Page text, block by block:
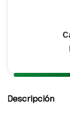
Descripción